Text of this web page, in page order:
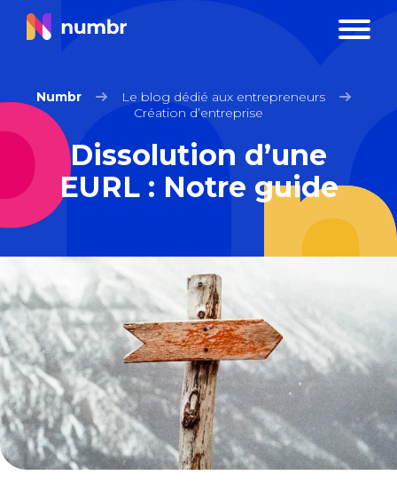
Numbr
Le blog dédié aux entrepreneurs
Création d’entreprise
Dissolution d’une
EURL : Notre guide